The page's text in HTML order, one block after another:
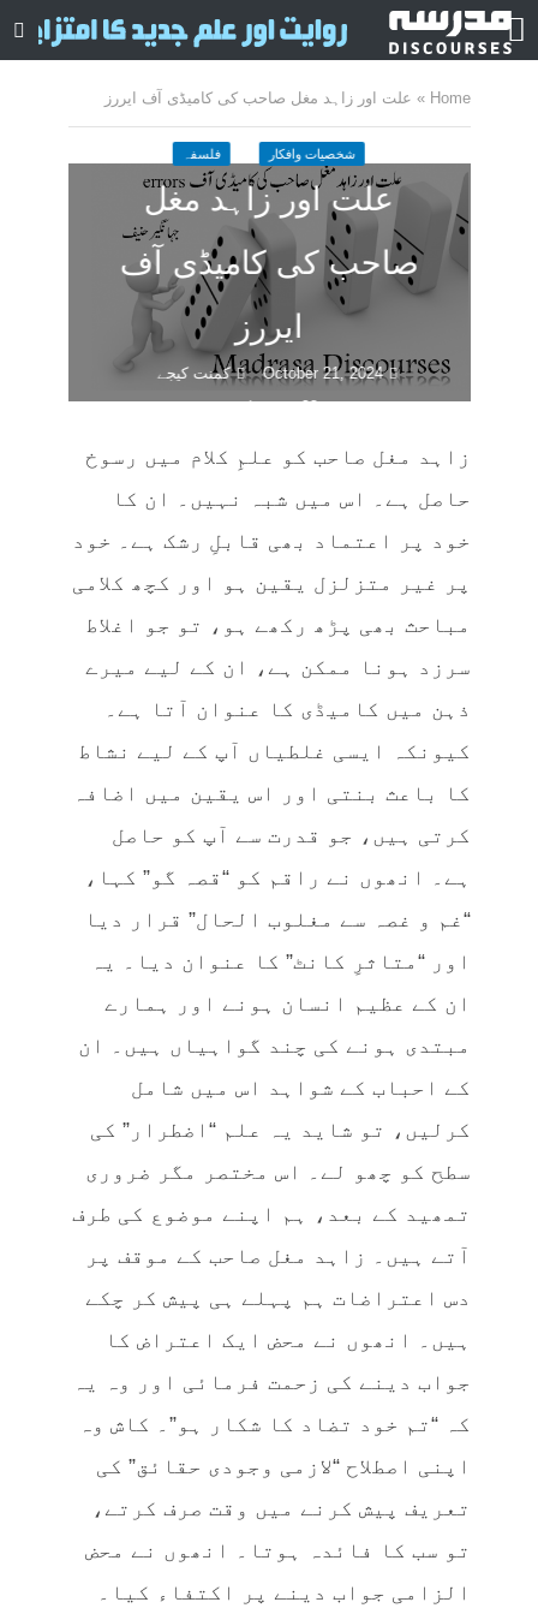
Home
» علت اور زاہد مغل صاحب کی کامیڈی آف ایررز
شخصیات وافکار فلسفہ
علت اور زاہد مغل
صاحب کی کامیڈی آف
ایررز
October 21, 2024
کمنت کیجے
28 منٹ چاہیں
زاہد مغل صاحب کو علمِ کلام میں رسوخ
حاصل ہے۔ اس میں شبہ نہیں۔ ان کا
خود پر اعتماد بھی قابلِ رشک ہے۔ خود
پر غیر متزلزل یقین ہو اور کچھ کلامی
مباحث بھی پڑھ رکھے ہو، تو جو اغلاط
سرزد ہونا ممکن ہے، ان کے لیے میرے
ذہن میں کامیڈی کا عنوان آتا ہے۔
کیونکہ ایسی غلطیاں آپ کے لیے نشاط
کا باعث بنتی اور اس یقین میں اضافہ
کرتی ہیں، جو قدرت سے آپ کو حاصل
ہے۔ انھوں نے راقم کو “قصہ گو” کہا،
“غم و غصہ سے مغلوب الحال” قرار دیا
اور “متاثرِ کانٹ” کا عنوان دیا۔ یہ
ان کے عظیم انسان ہونے اور ہمارے
مبتدی ہونے کی چند گواہیاں ہیں۔ ان
کے احباب کے شواہد اس میں شامل
کرلیں، تو شاید یہ علم “اضطرار” کی
سطح کو چھو لے۔ اس مختصر مگر ضروری
تمھید کے بعد، ہم اپنے موضوع کی طرف
آتے ہیں۔ زاہد مغل صاحب کے موقف پر
دس اعتراضات ہم پہلے ہی پیش کر چکے
ہیں۔ انھوں نے محض ایک اعتراض کا
جواب دینے کی زحمت فرمائی اور وہ یہ
کہ “تم خود تضاد کا شکار ہو”۔ کاش وہ
اپنی اصطلاح “لازمی وجودی حقائق” کی
تعریف پیش کرنے میں وقت صرف کرتے،
تو سب کا فائدہ ہوتا۔ انھوں نے محض
الزامی جواب دینے پر اکتفاء کیا۔